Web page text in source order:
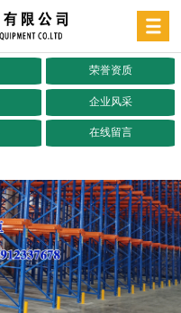
荣誉资质
企业风采
在线留言